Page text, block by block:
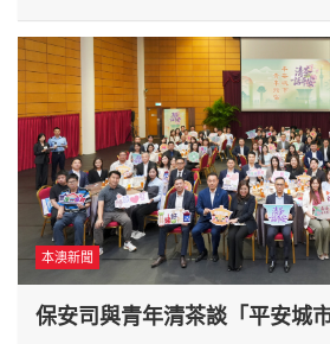
本澳新聞
保安司與青年清茶談「平安城